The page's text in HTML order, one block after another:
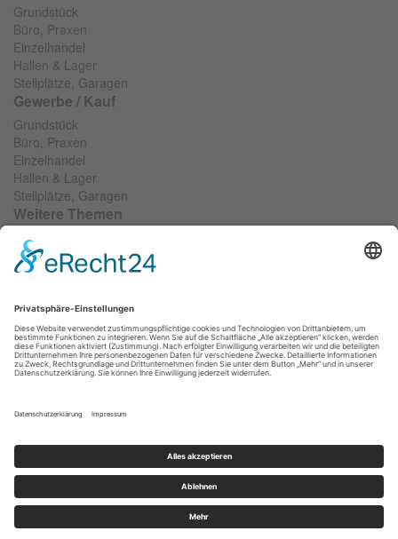
Grundstück
Büro, Praxen
Einzelhandel
Hallen & Lager
Stellplätze, Garagen
Gewerbe / Kauf
Grundstück
Büro, Praxen
Einzelhandel
Hallen & Lager
Stellplätze, Garagen
Weitere Themen
Wir suchen...
Objekt anbieten
Objektfinanzierung
RIS SOCIAL
IMPRESSUM
DATENSCHUTZ